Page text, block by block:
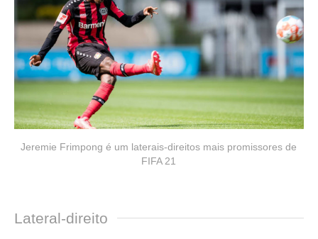
Jeremie Frimpong é um laterais-direitos mais promissores de
FIFA 21
Lateral-direito